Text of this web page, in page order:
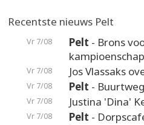
Recentste nieuws Pelt
Vr 7/08 Pelt - Brons
kampioenschap
Vr 7/08 Jos Vlassaks
Vr 7/08 Pelt -
Vr 7/08 Justina 'Dina'
Vr 7/08 Pelt -